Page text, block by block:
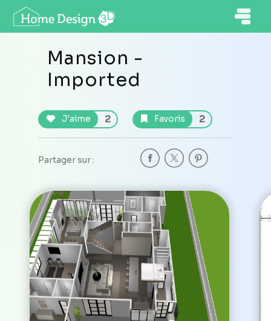
Mansion -
Imported
J'aime 2 Favoris 2
Partager sur :